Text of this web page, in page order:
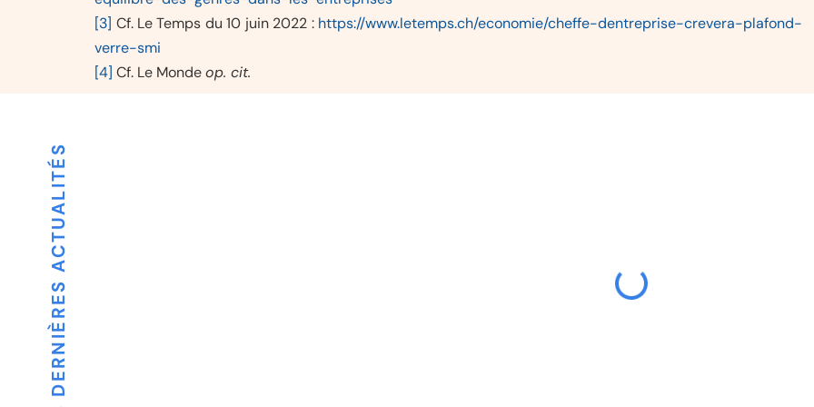
[3] Cf. Le Temps du 10 juin 2022 : https://www.letemps.ch/economie/cheffe-dentreprise-crevera-plafond-
verre-smi
[4] Cf. Le Mondeop. cit.
NOS DERNIÈRES ACTUALITÉS